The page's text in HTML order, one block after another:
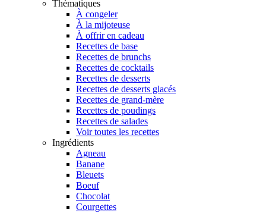
Thématiques
À congeler
À la mijoteuse
À offrir en cadeau
Recettes de base
Recettes de brunchs
Recettes de cocktails
Recettes de desserts
Recettes de desserts glacés
Recettes de grand-mère
Recettes de poudings
Recettes de salades
Voir toutes les recettes
Ingrédients
Agneau
Banane
Bleuets
Boeuf
Chocolat
Courgettes